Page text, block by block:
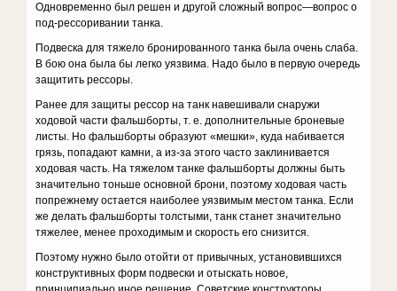
Одновременно был решен и другой сложный вопрос—вопрос о
под-рессоривании танка.
Подвеска для тяжело бронированного танка была очень слаба.
В бою она была бы легко уязвима. Надо было в первую очередь
защи­тить рессоры.
Ранее для защиты рессор на танк навешивали снаружи
ходовой ча­сти фальшборты, т. е. дополнительные броневые
листы. Но фальшборты образуют «мешки», куда набивается
грязь, попадают камни, а из-за этого часто заклинивается
ходовая часть. На тяжелом танке фальшборты должны быть
значительно тоньше основной брони, поэтому ходовая часть
попрежнему остается наиболее уязвимым местом танка. Если
же делать фальшборты толстыми, танк станет значительно
тяжелее, менее проходимым и скорость его снизится.
Поэтому нужно было отойти от привычных, установившихся
кон­структивных форм подвески и отыскать новое,